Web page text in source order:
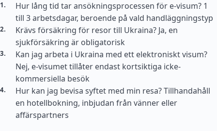
Hur lång tid tar ansökningsprocessen för e-visum? 1
till 3 arbetsdagar, beroende på vald handläggningstyp
Krävs försäkring för resor till Ukraina? Ja, en
sjukförsäkring är obligatorisk
Kan jag arbeta i Ukraina med ett elektroniskt visum?
Nej, e-visumet tillåter endast kortsiktiga icke-
kommersiella besök
Hur kan jag bevisa syftet med min resa? Tillhandahåll
en hotellbokning, inbjudan från vänner eller
affärspartners